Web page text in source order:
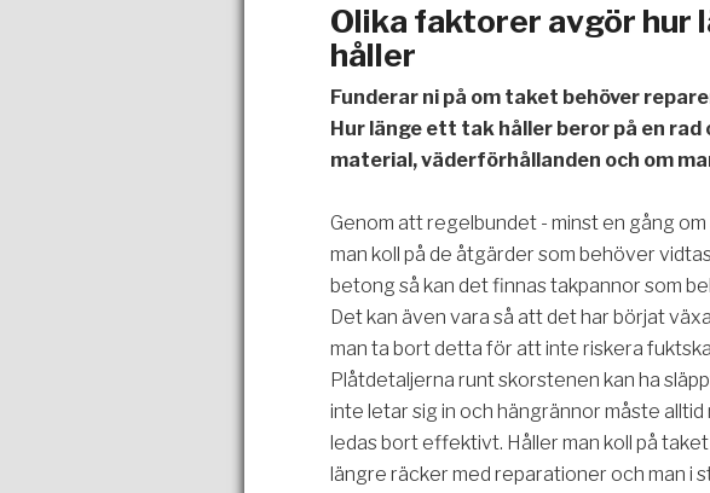
Olika faktorer avgör hur
håller
Funderar ni på om taket behöver
Hur länge ett tak håller beror på en
material, väderförhållanden och om
Genom att regelbundet - minst en gång
man koll på de åtgärder som behöver
betong så kan det finnas takpannor som
Det kan även vara så att det har börjat
man ta bort detta för att inte riskera
Plåtdetaljerna runt skorstenen kan ha
inte letar sig in och hängrännor måste
ledas bort effektivt. Håller man koll på
längre räcker med reparationer och man i